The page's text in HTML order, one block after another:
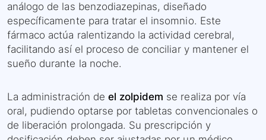
análogo de las benzodiazepinas, diseñado
específicamente para tratar el insomnio. Este
fármaco actúa ralentizando la actividad cerebral,
facilitando así el proceso de conciliar y mantener el
sueño durante la noche.
La administración de el zolpidem se realiza por vía
oral, pudiendo optarse por tabletas convencionales o
de liberación prolongada. Su prescripción y